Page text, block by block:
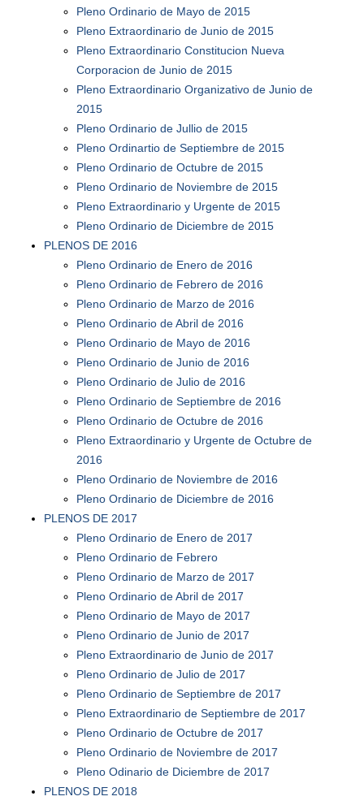
Pleno Ordinario de Mayo de 2015
Pleno Extraordinario de Junio de 2015
Pleno Extraordinario Constitucion Nueva
Corporacion de Junio de 2015
Pleno Extraordinario Organizativo de Junio de
2015
Pleno Ordinario de Jullio de 2015
Pleno Ordinartio de Septiembre de 2015
Pleno Ordinario de Octubre de 2015
Pleno Ordinario de Noviembre de 2015
Pleno Extraordinario y Urgente de 2015
Pleno Ordinario de Diciembre de 2015
PLENOS DE 2016
Pleno Ordinario de Enero de 2016
Pleno Ordinario de Febrero de 2016
Pleno Ordinario de Marzo de 2016
Pleno Ordinario de Abril de 2016
Pleno Ordinario de Mayo de 2016
Pleno Ordinario de Junio de 2016
Pleno Ordinario de Julio de 2016
Pleno Ordinario de Septiembre de 2016
Pleno Ordinario de Octubre de 2016
Pleno Extraordinario y Urgente de Octubre de
2016
Pleno Ordinario de Noviembre de 2016
Pleno Ordinario de Diciembre de 2016
PLENOS DE 2017
Pleno Ordinario de Enero de 2017
Pleno Ordinario de Febrero
Pleno Ordinario de Marzo de 2017
Pleno Ordinario de Abril de 2017
Pleno Ordinario de Mayo de 2017
Pleno Ordinario de Junio de 2017
Pleno Extraordinario de Junio de 2017
Pleno Ordinario de Julio de 2017
Pleno Ordinario de Septiembre de 2017
Pleno Extraordinario de Septiembre de 2017
Pleno Ordinario de Octubre de 2017
Pleno Ordinario de Noviembre de 2017
Pleno Odinario de Diciembre de 2017
PLENOS DE 2018